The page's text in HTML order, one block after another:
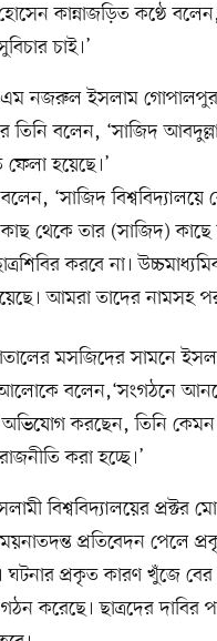
কান্নাজড়িত কণ্ঠে
চাই।’
এম নজরুল ইসলাম
তিনি বলেন, ‘সাজিদ
হয়েছে।’
‘সাজিদ বিশ্ববিদ্যালয়ে
কাছ থেকে তার (সাজিদ)
করবে না।
আমরা তাদের নামসহ
মসজিদের সামনে
বলেন,‘সংগঠনে
করছেন, তিনি
করা হচ্ছে।’
বিশ্ববিদ্যালয়ের প্রক্টর
প্রতিবেদন পেলে
প্রকৃত কারণ খুঁজে
করেছে। ছাত্রদের দাবির